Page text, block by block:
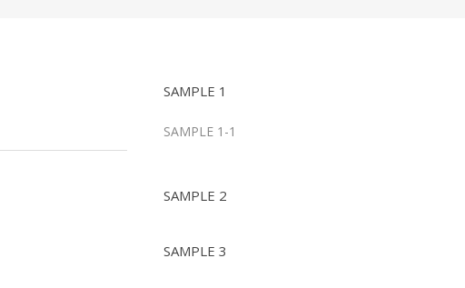
SAMPLE 1
SAMPLE 1-1
SAMPLE 2
SAMPLE 3